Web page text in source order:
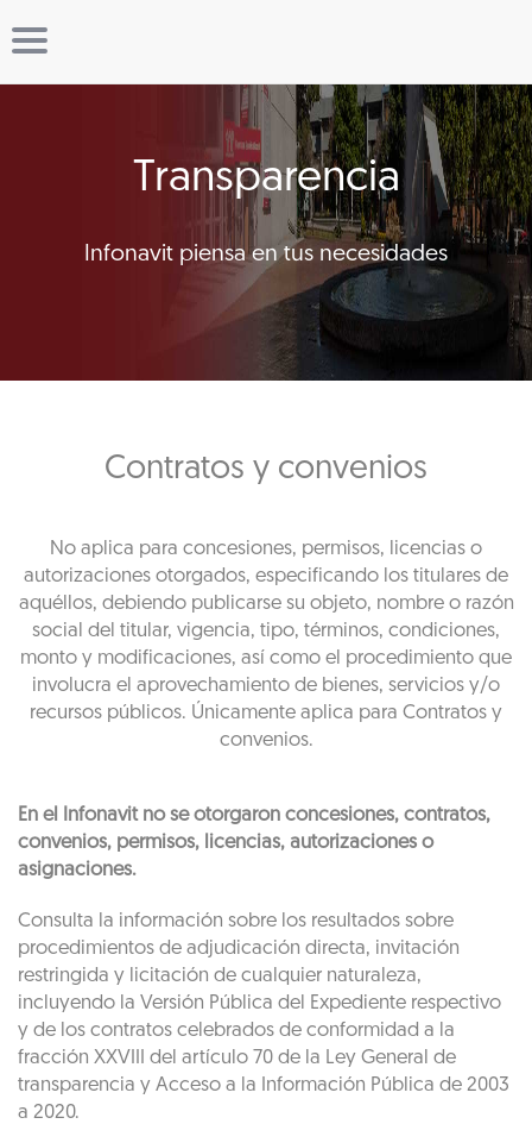
Transparencia
Infonavit piensa en tus necesidades
Contratos y convenios
No aplica para concesiones, permisos, licencias o
autorizaciones otorgados, especificando los titulares de
aquéllos, debiendo publicarse su objeto, nombre o razón
social del titular, vigencia, tipo, términos, condiciones,
monto y modificaciones, así como el procedimiento que
involucra el aprovechamiento de bienes, servicios y/o
recursos públicos. Únicamente aplica para Contratos y
convenios.
En el Infonavit no se otorgaron concesiones, contratos,
convenios, permisos, licencias, autorizaciones o
asignaciones.
Consulta la información sobre los resultados sobre
procedimientos de adjudicación directa, invitación
restringida y licitación de cualquier naturaleza,
incluyendo la Versión Pública del Expediente respectivo
y de los contratos celebrados de conformidad a la
fracción XXVIII del artículo 70 de la Ley General de
transparencia y Acceso a la Información Pública de 2003
a 2020.